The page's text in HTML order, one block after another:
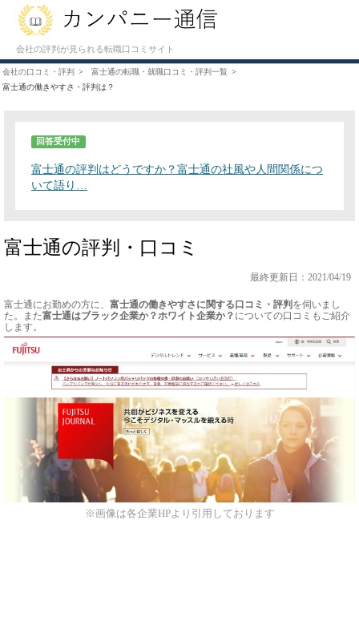
会社の評判が見られる転職口コミサイト
会社の口コミ・評判
富士通の転職・就職口コミ・評判一覧
富士通の働きやすさ・評判は？
回答受付中
富士通の評判はどうですか？富士通の社風や人間関係につ
いて語り…
富士通の評判・口コミ
最終更新日：2021/04/19
富士通にお勤めの方に、 富士通の働きやすさに関する口コミ・評判 を伺いまし
た。また富士通はブラック企業か？ホワイト企業か？ についての口コミもご紹介
します。
※画像は各企業HPより引用しております